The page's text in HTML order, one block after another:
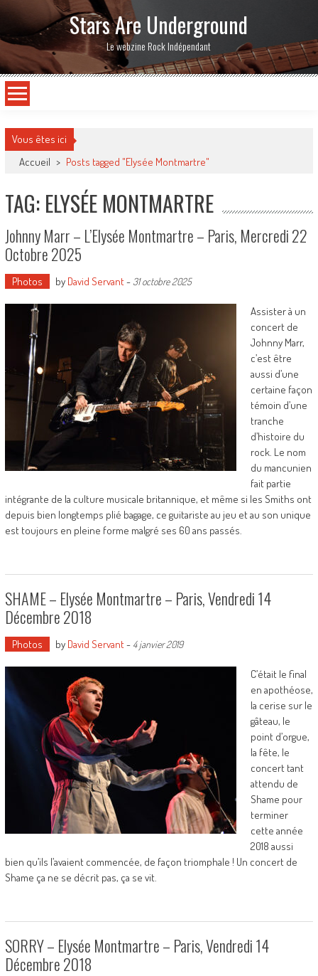
Stars Are Underground
Le webzine Rock Indépendant
Vous êtes ici
Accueil > Posts tagged "Elysée Montmartre"
TAG: ELYSÉE MONTMARTRE
Johnny Marr – L’Elysée Montmartre – Paris, Mercredi 22
Octobre 2025
Photos by David Servant- 31 octobre 2025
Assister à un
concert de
Johnny Marr,
c’est être
aussi d’une
certaine façon
témoin d’une
tranche
d’histoire du
rock. Le nom
du mancunien
fait partie
intégrante de la culture musicale britannique, et même si les Smiths ont
depuis bien longtemps plié bagage, ce guitariste au jeu et au son unique
est toujours en pleine forme malgré ses 60 ans passés.
SHAME – Elysée Montmartre – Paris, Vendredi 14
Décembre 2018
Photos by David Servant- 4 janvier 2019
C’était le final
en apothéose,
la cerise sur le
gâteau, le
point d’orgue,
la fête, le
concert tant
attendu de
Shame pour
terminer
cette année
2018 aussi
bien qu’ils l’avaient commencée, de façon triomphale ! Un concert de
Shame ça ne se décrit pas, ça se vit.
SORRY – Elysée Montmartre – Paris, Vendredi 14
Décembre 2018